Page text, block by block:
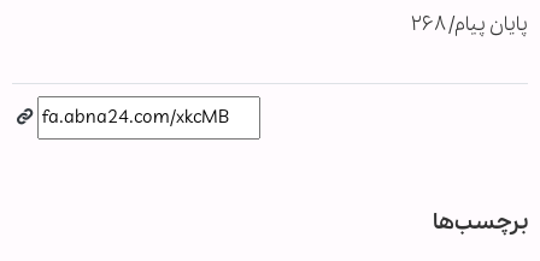
پایان پیام/ ۲۶۸
برچسب‌ها